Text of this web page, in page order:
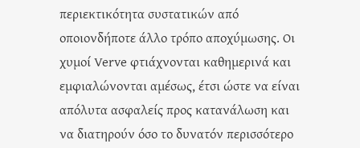
περιεκτικότητα συστατικών από
οποιονδήποτε άλλο τρόπο αποχύμωσης. Οι
χυμοί Verve φτιάχνονται καθημερινά και
εμφιαλώνονται αμέσως, έτσι ώστε να είναι
απόλυτα ασφαλείς προς κατανάλωση και
να διατηρούν όσο το δυνατόν περισσότερο